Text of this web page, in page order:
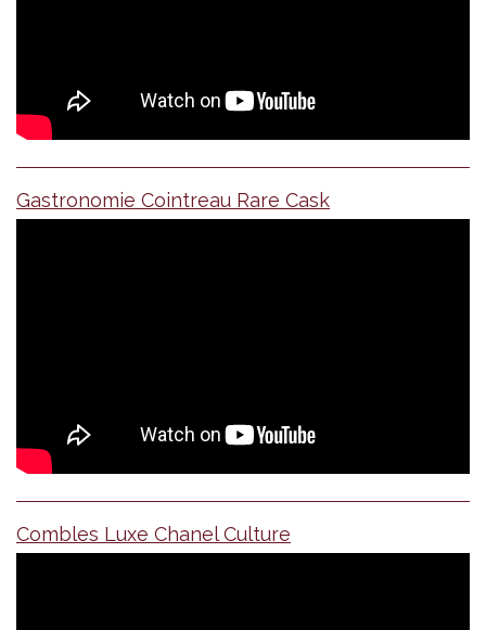
Gastronomie Cointreau Rare Cask
Combles Luxe Chanel Culture